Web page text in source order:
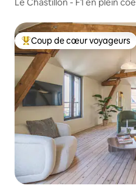
Le Chastillon - F1 en plein
Coups de cœur voyageurs
Coup de cœur voyageurs